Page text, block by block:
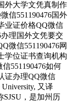
外大学文凭真制作
信551190476国外
业证价格QQ微信
办理国外文凭要交
微信551190476网
学位证书查询机构
551190476如何
证办理QQ微信
University, 又译
SJSU，是加州历